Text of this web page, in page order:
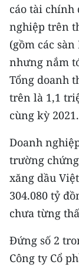
MỘT SẢN
RADIO
MEDIA CENTER
E-Magazine
Media
Media Kinh tế
Media Văn
Media Pháp
cáo tài chính
nghiệp trên
(gồm các
nhưng nắm
Tổng doanh
trên là 1,1
cùng kỳ 2021.
Doanh
trường
xăng dầu
304.080 tỷ
chưa từng
Đứng số 2
Công ty Cổ